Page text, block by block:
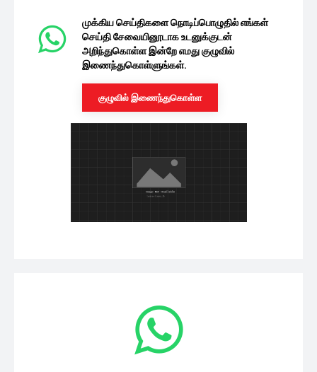
முக்கிய செய்திகளை நொடிப்பொழுதில் எங்கள்
செய்தி சேவையினூடாக உடனுக்குடன்
அறிந்துகொள்ள இன்றே எமது குழுவில்
இணைந்துகொள்ளுங்கள்.
குழுவில் இணைந்துகொள்ள